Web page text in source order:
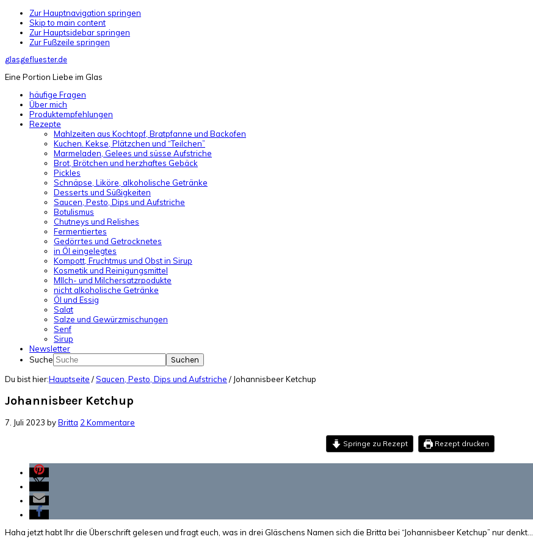
Zur Hauptnavigation springen
Skip to main content
Zur Hauptsidebar springen
Zur Fußzeile springen
glasgefluester.de
Eine Portion Liebe im Glas
häufige Fragen
Über mich
Produktempfehlungen
Rezepte
Mahlzeiten aus Kochtopf, Bratpfanne und Backofen
Kuchen. Kekse, Plätzchen und “Teilchen”
Marmeladen, Gelees und süsse Aufstriche
Brot, Brötchen und herzhaftes Gebäck
Pickles
Schnäpse, Liköre, alkoholische Getränke
Desserts und Süßigkeiten
Saucen, Pesto, Dips und Aufstriche
Botulismus
Chutneys und Relishes
Fermentiertes
Gedörrtes und Getrocknetes
in Öl eingelegtes
Kompott, Fruchtmus und Obst in Sirup
Kosmetik und Reinigungsmittel
MIlch- und Milchersatzrpodukte
nicht alkoholische Getränke
Öl und Essig
Salat
Salze und Gewürzmischungen
Senf
Sirup
Newsletter
Suche
Du bist hier:Hauptseite /Saucen, Pesto, Dips und Aufstriche / Johannisbeer Ketchup
Johannisbeer Ketchup
7. Juli 2023 byBritta 2 Kommentare
Springe zu Rezept Rezept drucken
Haha jetzt habt Ihr die Überschrift gelesen und fragt euch, was in drei Gläschens Namen sich die Britta bei “Johannisbeer Ketchup” nur denkt…